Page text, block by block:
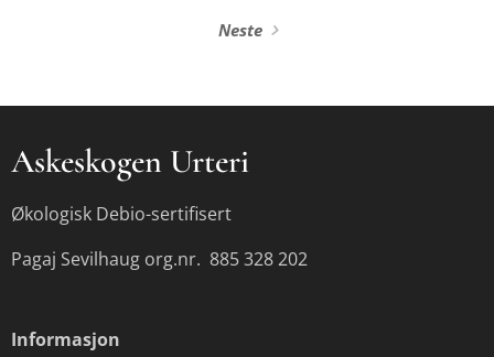
Neste
Askeskogen Urteri
Økologisk Debio-sertifisert
Pagaj Sevilhaug org.nr. 885 328 202
Informasjon